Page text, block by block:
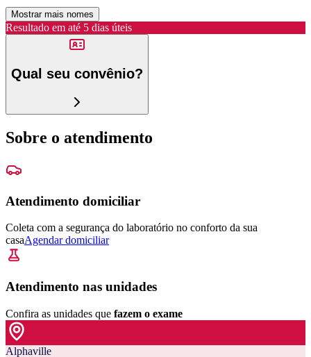
Mostrar mais nomes
Resultado em até 5 dias úteis
Qual seu convênio?
Sobre o atendimento
Atendimento domiciliar
Coleta com a segurança do laboratório no conforto da sua
casaAgendar domiciliar
Atendimento nas unidades
Confira as unidades que fazem o exame
Alphaville